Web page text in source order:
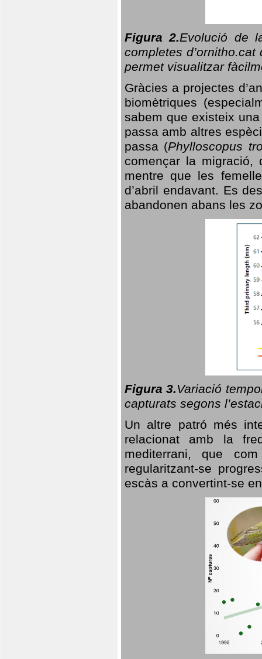
Figura 2.Evolució de
completes
permet visualitzar
Gràcies a projectes
biomètriques
sabem que existeix
passa amb altres
passa (Phylloscopus
començar la migració,
mentre que les
d’abril endavant. Es
abandonen abans les
Figura 3.Variació
capturats segons
Un altre patró més
relacionat amb la
mediterrani, que
regularitzant-se
escàs a convertint-se